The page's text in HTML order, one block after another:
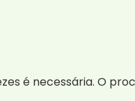
é necessária. O